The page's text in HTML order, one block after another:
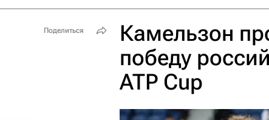
Камельзон
победу
ATP Cup
Поделиться